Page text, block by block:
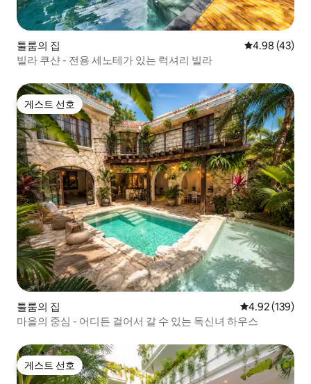
툴룸의 집 평점 4.98점(5
4.98 (43)
빌라 쿠샨 - 전용 세노테가 있는 럭셔리 빌라
게스트 선호
게스트 선호
툴룸의 집 평점 4.92점(5
4.92 (139)
마을의 중심 - 어디든 걸어서 갈 수 있는 독신녀 하우스
게스트 선호
게스트 선호